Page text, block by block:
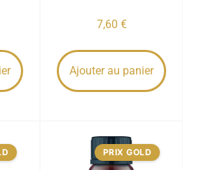
7,60 €
Ajouter au panier
PRIX GOLD